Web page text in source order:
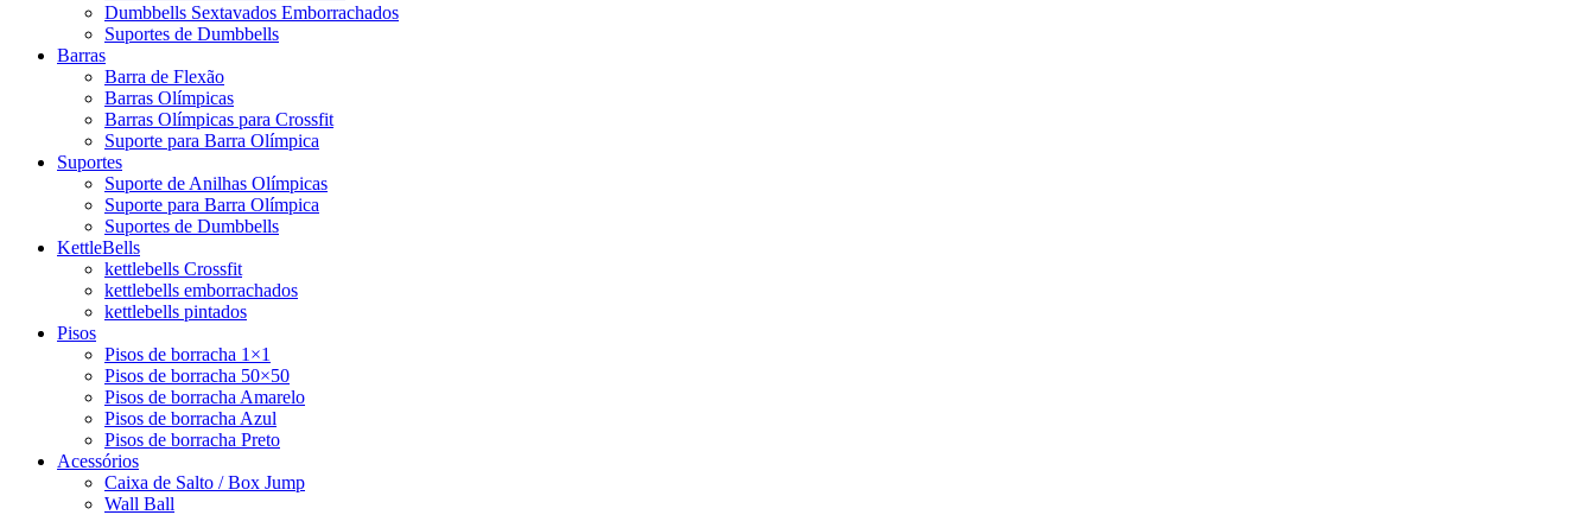
Dumbbells Sextavados Emborrachados
Suportes de Dumbbells
Barras
Barra de Flexão
Barras Olímpicas
Barras Olímpicas para Crossfit
Suporte para Barra Olímpica
Suportes
Suporte de Anilhas Olímpicas
Suporte para Barra Olímpica
Suportes de Dumbbells
KettleBells
kettlebells Crossfit
kettlebells emborrachados
kettlebells pintados
Pisos
Pisos de borracha 1×1
Pisos de borracha 50×50
Pisos de borracha Amarelo
Pisos de borracha Azul
Pisos de borracha Preto
Acessórios
Caixa de Salto / Box Jump
Wall Ball